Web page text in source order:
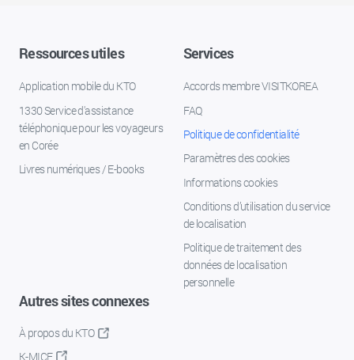
Ressources utiles
Application mobile du KTO
1330 Service d'assistance
téléphonique pour les voyageurs
en Corée
Livres numériques / E-books
Services
Accords membre VISITKOREA
FAQ
Politique de confidentialité
Paramètres des cookies
Informations cookies
Conditions d’utilisation du service
de localisation
Politique de traitement des
données de localisation
personnelle
Autres sites connexes
À propos du KTO
K-MICE